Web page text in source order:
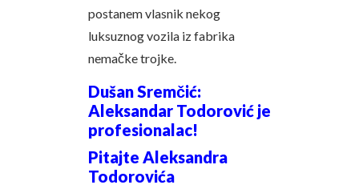
postanem vlasnik nekog
luksuznog vozila iz fabrika
nemačke trojke.
Dušan Sremčić:
Aleksandar Todorović je
profesionalac!
Pitajte Aleksandra
Todorovića